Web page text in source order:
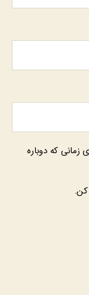
زمانی که دوباره
کن.